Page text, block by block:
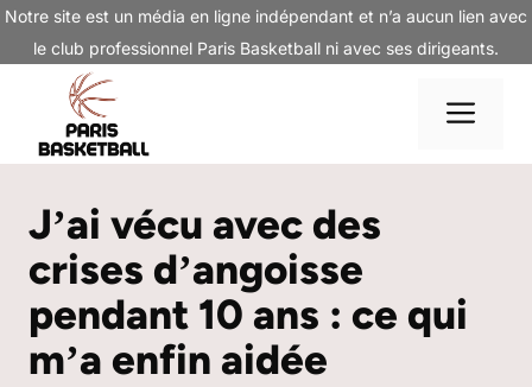
Aller
contenu
Notre site est un média en ligne indépendant et n’a aucun lien avec
le club professionnel Paris Basketball ni avec ses dirigeants.
Jʼai vécu avec des
crises dʼangoisse
pendant 10 ans : ce qui
mʼa enfin aidée